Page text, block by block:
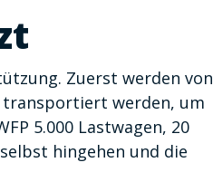
Zuerst werden von
transportiert werden, um
5.000 Lastwagen, 20
hingehen und die